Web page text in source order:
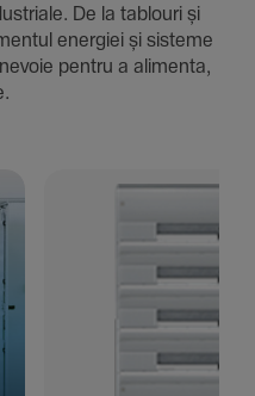
De la tablouri și
energiei și sisteme
pentru a alimenta,